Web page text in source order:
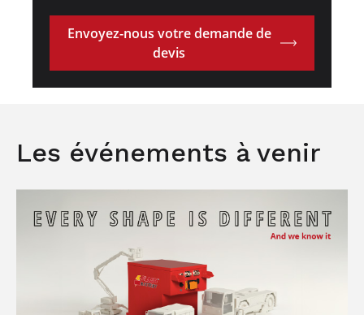
Envoyez-nous votre demande de
devis
Les événements à venir